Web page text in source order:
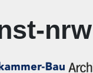
nrw